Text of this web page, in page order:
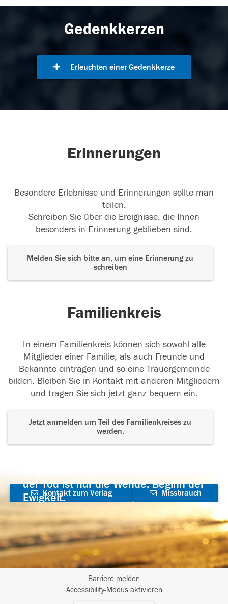
Gedenkkerzen
Erleuchten einer Gedenkkerze
Erinnerungen
Besondere Erlebnisse und Erinnerungen sollte man
teilen.
Schreiben Sie über die Ereignisse, die Ihnen
besonders in Erinnerung geblieben sind.
Melden Sie sich bitte an, um eine Erinnerung zu
schreiben
Familienkreis
In einem Familienkreis können sich sowohl alle
Mitglieder einer Familie, als auch Freunde und
Bekannte eintragen und so eine Trauergemeinde
bilden. Bleiben Sie in Kontakt mit anderen Mitgliedern
und tragen Sie sich jetzt ganz bequem ein.
Jetzt anmelden um Teil des Familienkreises zu
werden.
der Tod ist nur die Wende, Beginn der
Ewigkeit.
Kontakt zum Verlag
aufnehmen
Missbrauch
Barriere melden
Accessibility-Modus aktivieren